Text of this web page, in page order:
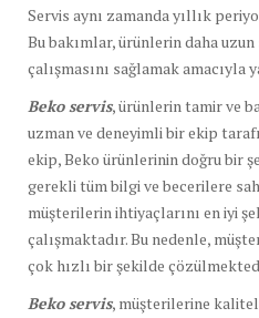
Servis aynı zamanda yıllık
Bu bakımlar, ürünlerin daha
çalışmasını sağlamak amacıyla
Beko servis, ürünlerin tamir ve
uzman ve deneyimli bir ekip
ekip, Beko ürünlerinin doğru bir
gerekli tüm bilgi ve becerilere
müşterilerin ihtiyaçlarını en iyi
çalışmaktadır. Bu nedenle,
çok hızlı bir şekilde
Beko servis, müşterilerine